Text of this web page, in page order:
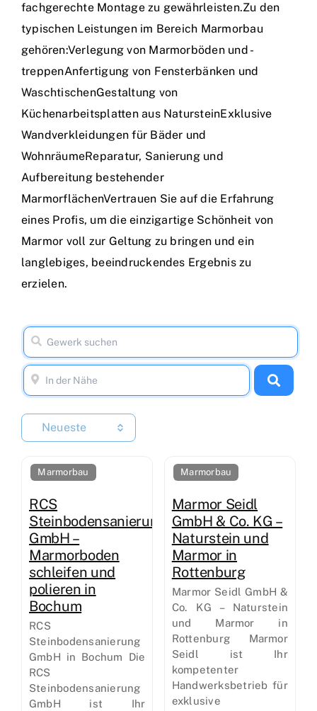
fachgerechte Montage zu gewährleisten.Zu den
typischen Leistungen im Bereich Marmorbau
gehören:Verlegung von Marmorböden und -
treppenAnfertigung von Fensterbänken und
WaschtischenGestaltung von
Küchenarbeitsplatten aus NatursteinExklusive
Wandverkleidungen für Bäder und
WohnräumeReparatur, Sanierung und
Aufbereitung bestehender
MarmorflächenVertrauen Sie auf die Erfahrung
eines Profis, um die einzigartige Schönheit von
Marmor voll zur Geltung zu bringen und ein
langlebiges, beeindruckendes Ergebnis zu
erzielen.
Neueste
Marmorbau
RCS
Steinbodensanierung
GmbH –
Marmorboden
schleifen und
polieren in
Bochum
RCS
Steinbodensanierung
GmbH in Bochum Die
RCS
Steinbodensanierung
GmbH ist Ihr
Marmorbau
Marmor Seidl
GmbH & Co. KG –
Naturstein und
Marmor in
Rottenburg
Marmor Seidl GmbH &
Co. KG – Naturstein
und Marmor in
Rottenburg Marmor
Seidl ist Ihr
kompetenter
Handwerksbetrieb für
exklusive